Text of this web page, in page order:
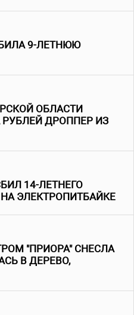
9-ЛЕТНЮЮ
ОБЛАСТИ
ДРОППЕР ИЗ
14-ЛЕТНЕГО
ЭЛЕКТРОПИТБАЙКЕ
"ПРИОРА" СНЕСЛА
В ДЕРЕВО,